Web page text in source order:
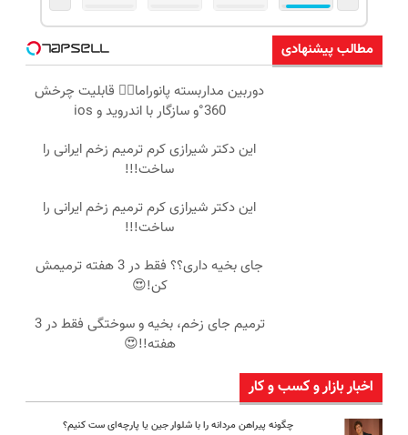
مطالب پیشنهادی
دوربین مداربسته پانوراما👈🏻 قابلیت چرخش
360°و سازگار با اندروید و ios
این دکتر شیرازی کرم ترمیم زخم ایرانی را
ساخت!!!
این دکتر شیرازی کرم ترمیم زخم ایرانی را
ساخت!!!
جای بخیه داری؟؟ فقط در 3 هفته ترمیمش
کن!😍
ترمیم جای زخم، بخیه و سوختگی فقط در 3
هفته!!😍
اخبار بازار و کسب و کار
چگونه پیراهن مردانه را با شلوار جین یا پارچه‌ای ست کنیم؟